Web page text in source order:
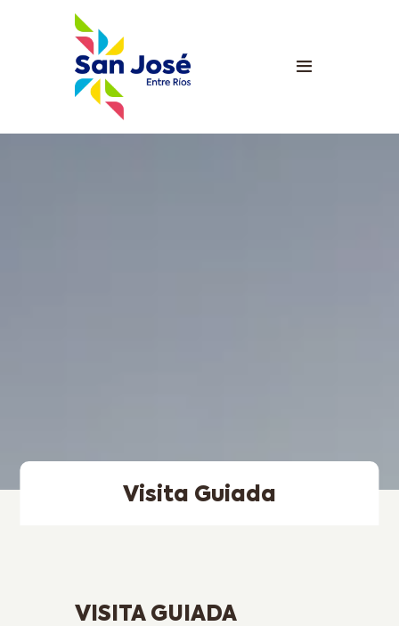
Visita Guiada
VISITA GUIADA